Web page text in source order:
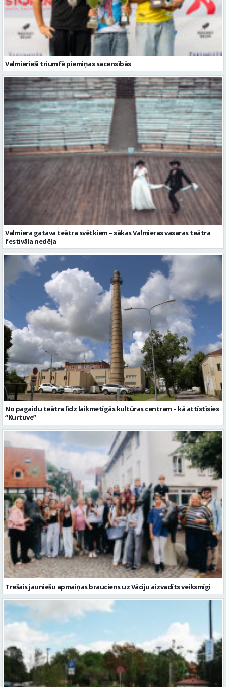
Valmierieši triumfē piemiņas sacensībās
Valmiera gatava teātra svētkiem – sākas Valmieras vasaras teātra
festivāla nedēļa
No pagaidu teātra līdz laikmetīgās kultūras centram – kā attīstīsies
“Kurtuve”
Trešais jauniešu apmaiņas brauciens uz Vāciju aizvadīts veiksmīgi